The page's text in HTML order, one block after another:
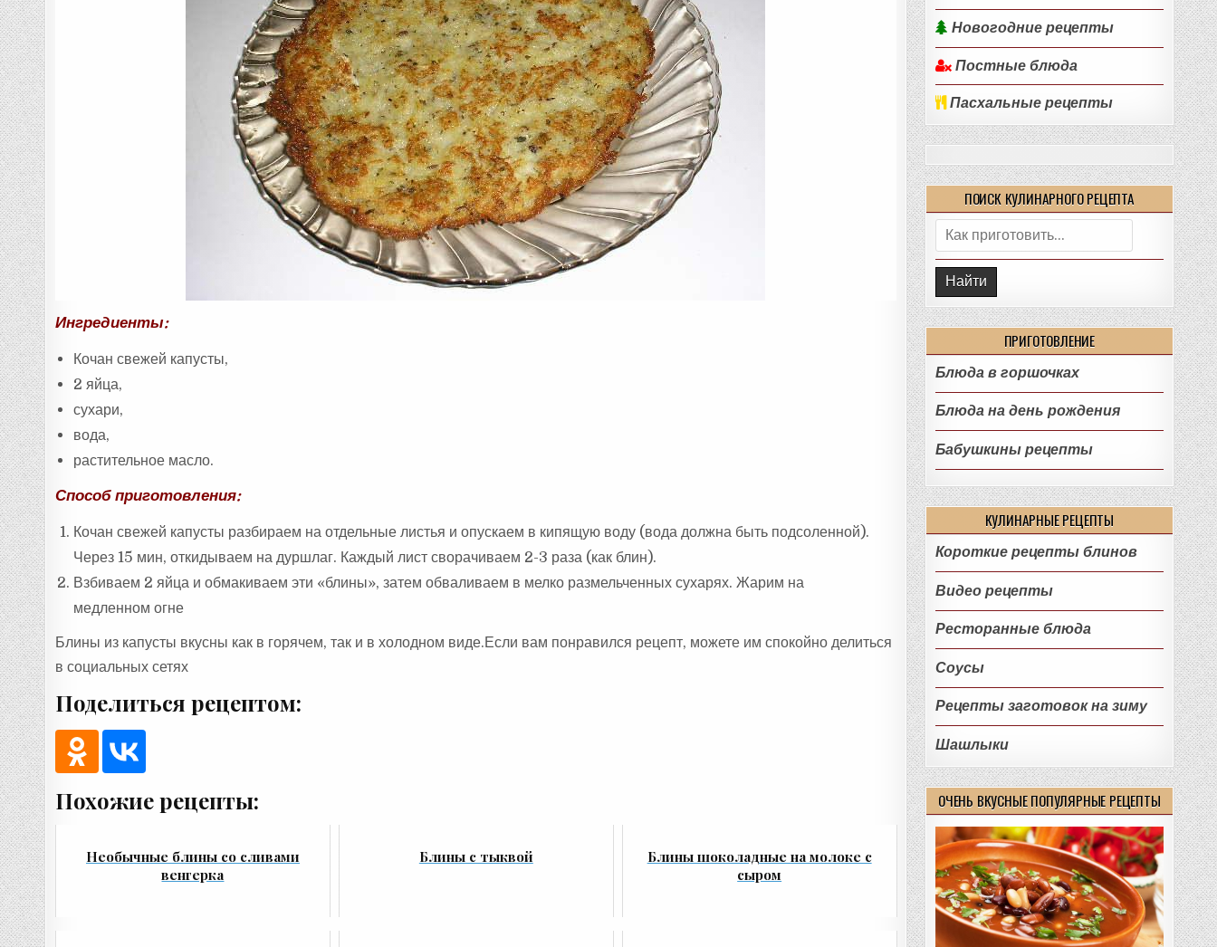
Ингредиенты:
Кочан свежей капусты,
2 яйца,
сухари,
вода,
растительное масло.
Способ приготовления:
Кочан свежей капусты разбираем на отдельные листья и опускаем в кипящую воду (вода должна быть подсоленной).
Через 15 мин, откидываем на дуршлаг. Каждый лист сворачиваем 2-3 раза (как блин).
Взбиваем 2 яйца и обмакиваем эти «блины», затем обваливаем в мелко размельченных сухарях. Жарим на
медленном огне
Блины из капусты вкусны как в горячем, так и в холодном виде.Если вам понравился рецепт, можете им спокойно делиться
в социальных сетях
Поделиться рецептом:
Похожие рецепты:
Необычные блины со сливами
венгерка
Блины с тыквой
Блины шоколадные на молоке с
сыром
Новогодние рецепты
Постные блюда
Пасхальные рецепты
ПОИСК КУЛИНАРНОГО РЕЦЕПТА
Поиск:
ПРИГОТОВЛЕНИЕ
Блюда в горшочках
Блюда на день рождения
Бабушкины рецепты
КУЛИНАРНЫЕ РЕЦЕПТЫ
Короткие рецепты блинов
Видео рецепты
Ресторанные блюда
Соусы
Рецепты заготовок на зиму
Шашлыки
ОЧЕНЬ ВКУСНЫЕ ПОПУЛЯРНЫЕ РЕЦЕПТЫ